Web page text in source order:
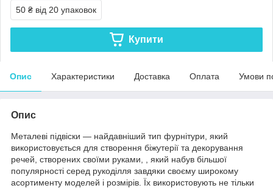
50 ₴ від 20 упаковок
Купити
Опис Характеристики Доставка Оплата Умови
Опис
Металеві підвіски — найдавніший тип фурнітури, який
використовується для створення біжутерії та декорування
речей, створених своїми руками, , який набув більшої
популярності серед рукоділля завдяки своєму широкому
асортименту моделей і розмірів. Їх використовують не тільки